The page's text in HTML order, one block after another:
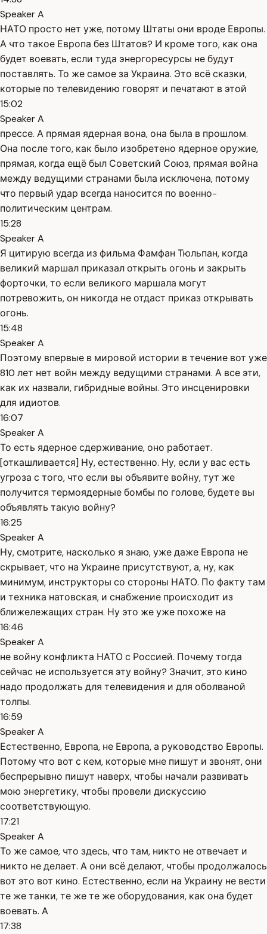
Speaker A
НАТО просто нет уже, потому Штаты они вроде Европы.
А что такое Европа без Штатов? И кроме того, как она
будет воевать, если туда энергоресурсы не будут
поставлять. То же самое за Украина. Это всё сказки,
которые по телевидению говорят и печатают в этой
15:02
Speaker A
прессе. А прямая ядерная вона, она была в прошлом.
Она после того, как было изобретено ядерное оружие,
прямая, когда ещё был Советский Союз, прямая война
между ведущими странами была исключена, потому
что первый удар всегда наносится по военно-
политическим центрам.
15:28
Speaker A
Я цитирую всегда из фильма Фамфан Тюльпан, когда
великий маршал приказал открыть огонь и закрыть
форточки, то если великого маршала могут
потревожить, он никогда не отдаст приказ открывать
огонь.
15:48
Speaker A
Поэтому впервые в мировой истории в течение вот уже
810 лет нет войн между ведущими странами. А все эти,
как их назвали, гибридные войны. Это инсценировки
для идиотов.
16:07
Speaker A
То есть ядерное сдерживание, оно работает.
[откашливается] Ну, естественно. Ну, если у вас есть
угроза с того, что если вы объявите войну, тут же
получится термоядерные бомбы по голове, будете вы
объявлять такую войну?
16:25
Speaker A
Ну, смотрите, насколько я знаю, уже даже Европа не
скрывает, что на Украине присутствуют, а, ну, как
минимум, инструкторы со стороны НАТО. По факту там
и техника натовская, и снабжение происходит из
ближележащих стран. Ну это же уже похоже на
16:46
Speaker A
не войну конфликта НАТО с Россией. Почему тогда
сейчас не используется эту войну? Значит, это кино
надо продолжать для телевидения и для оболваной
толпы.
16:59
Speaker A
Естественно, Европа, не Европа, а руководство Европы.
Потому что вот с кем, которые мне пишут и звонят, они
беспрерывно пишут наверх, чтобы начали развивать
мою энергетику, чтобы провели дискуссию
соответствующую.
17:21
Speaker A
То же самое, что здесь, что там, никто не отвечает и
никто не делает. А они всё делают, чтобы продолжалось
вот это вот кино. Естественно, если на Украину не вести
те же танки, те же те же оборудования, как она будет
воевать. А
17:38